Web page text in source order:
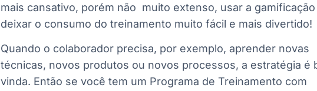
mais cansativo, porém não muito extenso, usar a
deixar o consumo do treinamento muito fácil e mais divertido!
Quando o colaborador precisa, por exemplo, aprender novas
técnicas, novos produtos ou novos processos, a estratégia é
vinda. Então se você tem um Programa de Treinamento com